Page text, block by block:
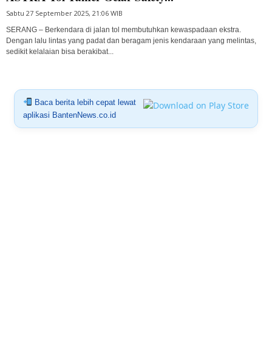
Sabtu 27 September 2025, 21:06 WIB
SERANG – Berkendara di jalan tol membutuhkan kewaspadaan ekstra.
Dengan lalu lintas yang padat dan beragam jenis kendaraan yang melintas,
sedikit kelalaian bisa berakibat...
Baca berita lebih cepat lewat
aplikasi BantenNews.co.id